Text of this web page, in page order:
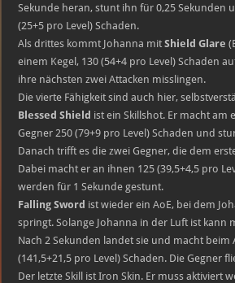
Sekunde heran, stunt ihn für 0,25 Sekunden
(25+5 pro Level) Schaden.
Als drittes kommt Johanna mitShield Glare
einem Kegel, 130 (54+4 pro Level) Schaden
ihre nächsten zwei Attacken misslingen.
Die vierte Fähigkeit sind auch hier,
Blessed Shield ist ein Skillshot. Er macht am
Gegner 250 (79+9 pro Level) Schaden und
Danach trifft es die zwei Gegner, die dem
Dabei macht er an ihnen 125 (39,5+4,5 pro
werden für 1 Sekunde gestunt.
Falling Sword ist wieder ein AoE, bei dem
springt. Solange Johanna in der Luft ist kann
Nach 2 Sekunden landet sie und macht beim
(141,5+21,5 pro Level) Schaden. Die Gegner
Der letzte Skill ist Iron Skin. Er muss aktiviert